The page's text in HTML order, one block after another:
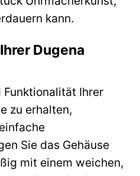
kann.
Dugena
Funktionalität Ihrer
zu erhalten,
Sie das Gehäuse
mit einem weichen,